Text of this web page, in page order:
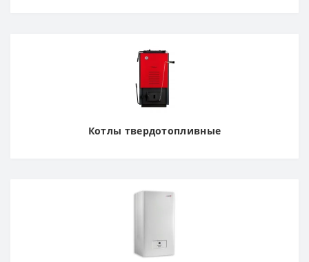
Котлы твердотопливные